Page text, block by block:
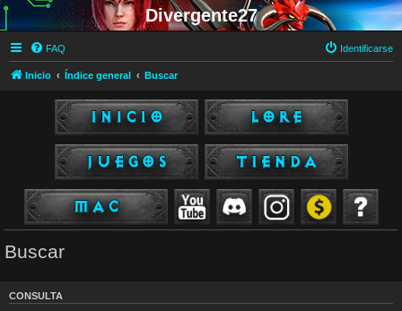
Divergente27
FAQ Identificarse
Inicio Índice general Buscar
Buscar
CONSULTA